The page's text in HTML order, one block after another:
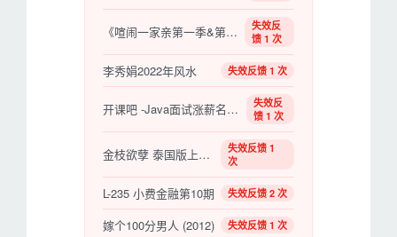
《喧闹一家亲第一季&第四季》百度云网盘下载
失效反
馈 1 次
李秀娟2022年风水 失效反馈 1 次
开课吧 -Java面试涨薪名企培养计划 002期|2022年|涨薪必备|价值8980元|完结无秘
失效反
馈 1 次
金枝欲孽 泰国版上下集
失效反馈 1
次
L-235 小费金融第10期 失效反馈 2 次
嫁个100分男人 (2012) 失效反馈 1 次